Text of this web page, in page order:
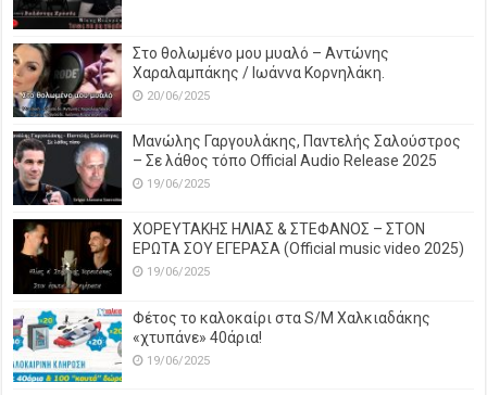
Στο θολωμένο μου μυαλό – Αντώνης
Χαραλαμπάκης / Ιωάννα Κορνηλάκη.
20/06/2025
Μανώλης Γαργουλάκης, Παντελής Σαλούστρος
– Σε λάθος τόπο Official Audio Release 2025
19/06/2025
ΧΟΡΕΥΤΑΚΗΣ ΗΛΙΑΣ & ΣΤΕΦΑΝΟΣ – ΣΤΟΝ
ΕΡΩΤΑ ΣΟΥ ΕΓΕΡΑΣΑ (Official music video 2025)
19/06/2025
Φέτος το καλοκαίρι στα S/M Χαλκιαδάκης
«χτυπάνε» 40άρια!
19/06/2025